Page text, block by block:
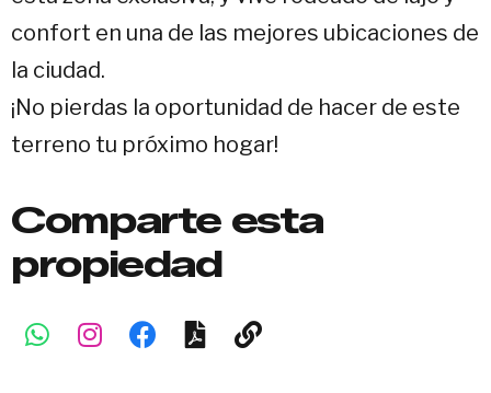
confort en una de las mejores ubicaciones de
la ciudad.
¡No pierdas la oportunidad de hacer de este
terreno tu próximo hogar!
Comparte esta
propiedad